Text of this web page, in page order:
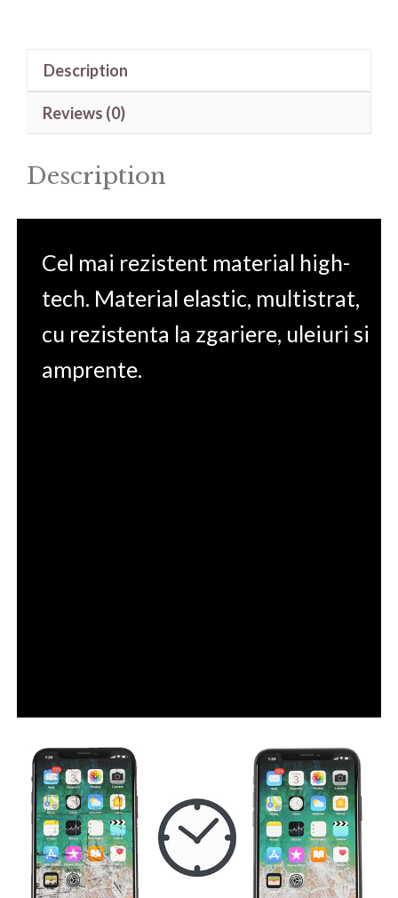
15
quantity
Description
Reviews (0)
Description
Cel mai rezistent material high-
tech. Material elastic, multistrat,
cu rezistenta la zgariere, uleiuri si
amprente.